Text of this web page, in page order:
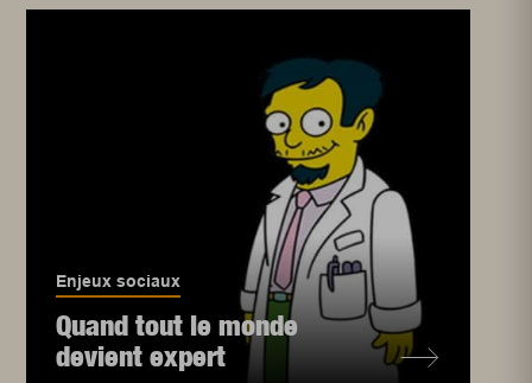
Enjeux sociaux
Quand tout le monde
devient expert